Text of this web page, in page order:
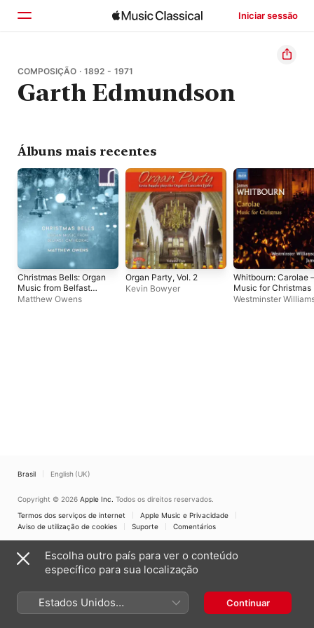
Iniciar sessão
Início
Explorar
COMPOSIÇÃO · 1892 - 1971
Garth Edmundson
Álbuns mais recentes
Christmas Bells: Organ
Music from Belfast
Cathedral
Matthew Owens
Organ Party, Vol. 2
Kevin Bowyer
Whitbourn: Carolae –
Music for Christmas
Westminster
Brasil English (UK)
Copyright © 2026 Apple Inc. Todos os direitos reservados.
Termos dos serviços de internet
Apple Music e Privacidade
Aviso de utilização de cookies
Suporte Comentários
Escolha outro país para ver o conteúdo
específico para sua localização
Estados Unidos
(Português Brasil)
Continuar